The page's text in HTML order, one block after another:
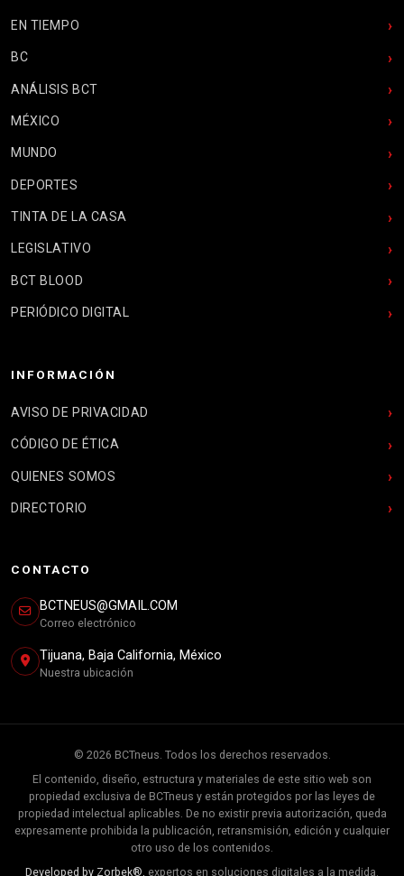
EN TIEMPO
BC
ANÁLISIS BCT
MÉXICO
MUNDO
DEPORTES
TINTA DE LA CASA
LEGISLATIVO
BCT BLOOD
PERIÓDICO DIGITAL
INFORMACIÓN
AVISO DE PRIVACIDAD
CÓDIGO DE ÉTICA
QUIENES SOMOS
DIRECTORIO
CONTACTO
BCTNEUS@GMAIL.COM
Correo electrónico
Tijuana, Baja California, México
Nuestra ubicación
© 2026 BCTneus. Todos los derechos reservados.
El contenido, diseño, estructura y materiales de este sitio web son
propiedad exclusiva de BCTneus y están protegidos por las leyes de
propiedad intelectual aplicables. De no existir previa autorización, queda
expresamente prohibida la publicación, retransmisión, edición y cualquier
otro uso de los contenidos.
Developed by Zorbek®, expertos en soluciones digitales a la medida.